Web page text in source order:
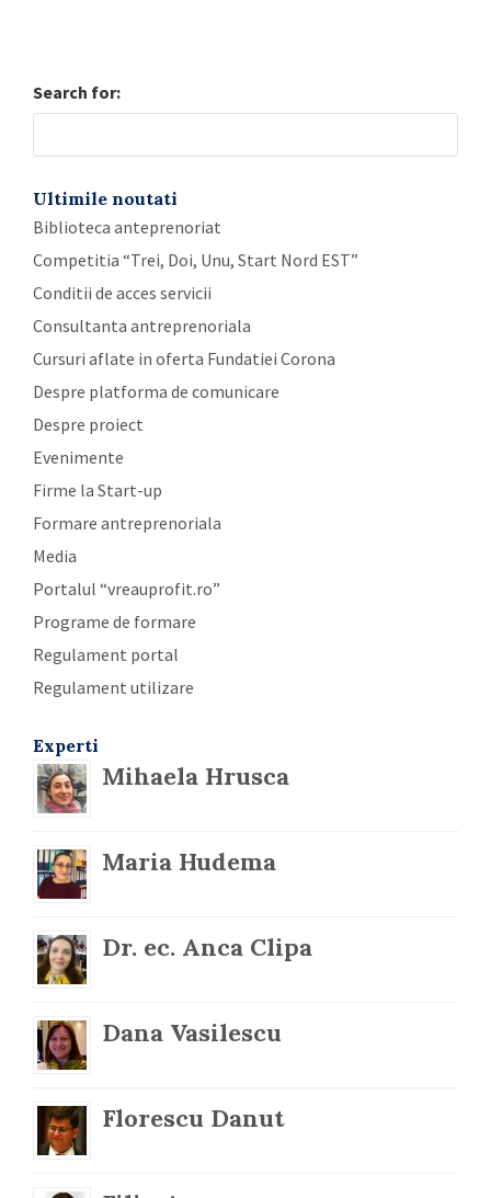
Search for:
Ultimile noutati
Biblioteca anteprenoriat
Competitia “Trei, Doi, Unu, Start Nord EST”
Conditii de acces servicii
Consultanta antreprenoriala
Cursuri aflate in oferta Fundatiei Corona
Despre platforma de comunicare
Despre proiect
Evenimente
Firme la Start-up
Formare antreprenoriala
Media
Portalul “vreauprofit.ro”
Programe de formare
Regulament portal
Regulament utilizare
Experti
Mihaela Hrusca
Maria Hudema
Dr. ec. Anca Clipa
Dana Vasilescu
Florescu Danut